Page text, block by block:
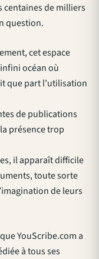
centaines de milliers
question.
cet espace
océan où
que part l’utilisation
de publications
présence trop
il apparaît difficile
toute sorte
de leurs
YouScribe.com a
à tous ses